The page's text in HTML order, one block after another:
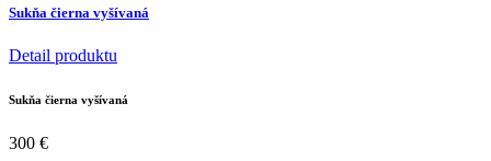
Sukňa čierna vyšívaná
Detail produktu
Sukňa čierna vyšívaná
300 €